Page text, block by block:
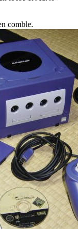
comble.